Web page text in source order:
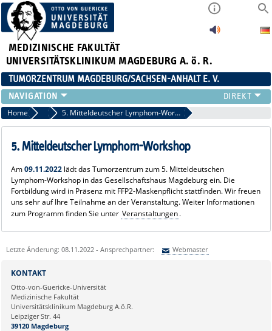
MEDIZINISCHE FAKULTÄT
UNIVERSITÄTSKLINIKUM MAGDEBURG A. ö. R.
TUMORZENTRUM MAGDEBURG/SACHSEN-ANHALT E. V.
ÜBER UNS
TEAM
AKTUELLES
PROJEKTE
ARBEITSGRUPPEN
KONTAKT
ANMELDUNG HÄMATOLOGISCHER STAMMTISCH 02.09.2026
Home Aktuelles 5. Mitteldeutscher Lymphom-Workshop
5. Mitteldeutscher Lymphom-Workshop
Am09.11.2022lädt das Tumorzentrum zum 5. Mitteldeutschen
Lymphom-Workshop in das Gesellschaftshaus Magdeburg ein. Die
Fortbildung wird in Präsenz mit FFP2-Maskenpflicht stattfinden. Wir freuen
uns sehr auf Ihre Teilnahme an der Veranstaltung. Weiter Informationen
zum Programm finden Sie unter Veranstaltungen.
Letzte Änderung: 08.11.2022 - Ansprechpartner: Webmaster
Ihre E-Mailadresse:
Ihr Anliegen:
KONTAKT
Otto-von-Guericke-Universität
Medizinische Fakultät
Universitätsklinikum Magdeburg A.ö.R.
Leipziger Str. 44
39120 Magdeburg